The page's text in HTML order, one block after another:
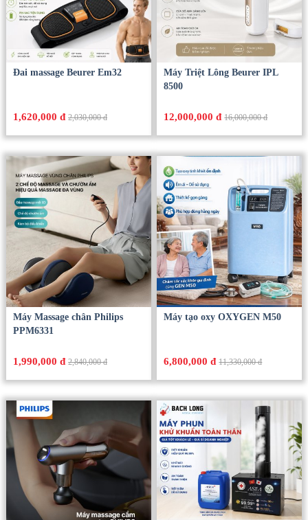
Đai massage Beurer Em32
1,620,000 đ 2,030,000 đ
Máy Triệt Lông Beurer IPL
8500
12,000,000 đ 16,000,000 đ
Máy Massage chân Philips
PPM6331
1,990,000 đ 2,840,000 đ
Máy tạo oxy OXYGEN M50
6,800,000 đ 11,330,000 đ